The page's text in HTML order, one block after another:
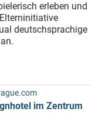
erleben und
deutschsprachige
im Zentrum